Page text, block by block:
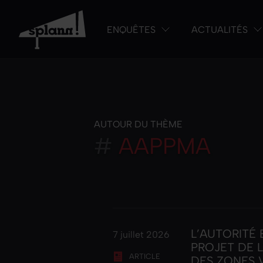
ENQUÊTES ACTUALITÉS
AUTOUR DU THÈME
AAPPMA
7 juillet 2026
ARTICLE
L’AUTORITÉ
PROJET DE